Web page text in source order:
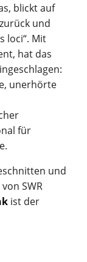
blickt auf
und
loci“. Mit
hat das
unerhörte
für
und
SWR
ist der